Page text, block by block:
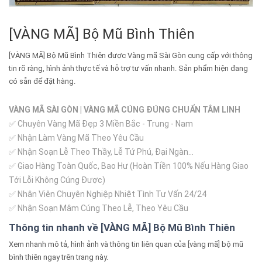
[VÀNG MÃ] Bộ Mũ Bình Thiên
[VÀNG MÃ] Bộ Mũ Bình Thiên được Vàng mã Sài Gòn cung cấp với thông
tin rõ ràng, hình ảnh thực tế và hỗ trợ tư vấn nhanh. Sản phẩm hiện đang
có sẵn để đặt hàng.
VÀNG MÃ SÀI GÒN | VÀNG MÃ CÚNG ĐÚNG CHUẨN TÂM LINH
✅ Chuyên Vàng Mã Đẹp 3 Miền Bắc - Trung - Nam
✅ Nhận Làm Vàng Mã Theo Yêu Cầu
✅ Nhận Soạn Lễ Theo Thầy, Lễ Tứ Phú, Đại Ngàn...
✅ Giao Hàng Toàn Quốc, Bao Hư (Hoàn Tiền 100% Nếu Hàng Giao
Tới Lỗi Không Cúng Được)
✅ Nhân Viên Chuyên Nghiệp Nhiệt Tình Tư Vấn 24/24
✅ Nhận Soạn Mâm Cúng Theo Lễ, Theo Yêu Cầu
Thông tin nhanh về [VÀNG MÃ] Bộ Mũ Bình Thiên
Xem nhanh mô tả, hình ảnh và thông tin liên quan của [vàng mã] bộ mũ
bình thiên ngay trên trang này.